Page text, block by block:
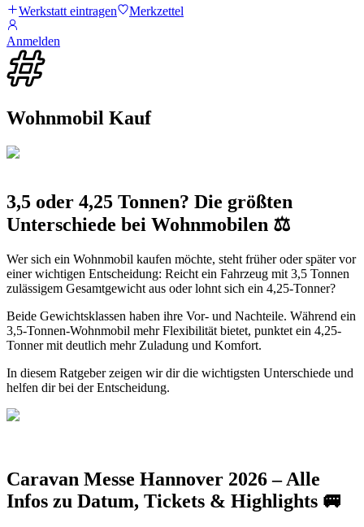
Werkstatt eintragen Merkzettel
Anmelden
Wohnmobil Kauf
3,5 oder 4,25 Tonnen? Die größten
Unterschiede bei Wohnmobilen ⚖️
Wer sich ein Wohnmobil kaufen möchte, steht früher oder später vor
einer wichtigen Entscheidung: Reicht ein Fahrzeug mit 3,5 Tonnen
zulässigem Gesamtgewicht aus oder lohnt sich ein 4,25-Tonner?
Beide Gewichtsklassen haben ihre Vor- und Nachteile. Während ein
3,5-Tonnen-Wohnmobil mehr Flexibilität bietet, punktet ein 4,25-
Tonner mit deutlich mehr Zuladung und Komfort.
In diesem Ratgeber zeigen wir dir die wichtigsten Unterschiede und
helfen dir bei der Entscheidung.
Caravan Messe Hannover 2026 – Alle
Infos zu Datum, Tickets & Highlights 🚐